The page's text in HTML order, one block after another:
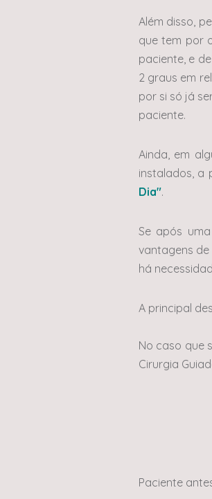
Além disso,
que tem por
paciente, e
2 graus em
por si só já
paciente.
Ainda, em
instalados, a
Dia".
Se após
vantagens
há
A principal
No caso que
Cirurgia
Paciente